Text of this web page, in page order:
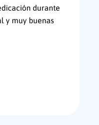
durante
y muy buenas